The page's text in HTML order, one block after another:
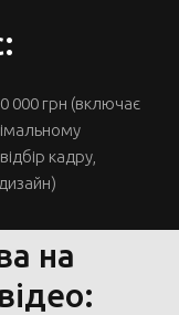
000 грн (включає
кадру,
на